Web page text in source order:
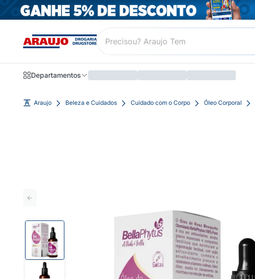
Departamentos
Araujo Beleza e Cuidados Cuidado com o Corpo Óleo Corporal